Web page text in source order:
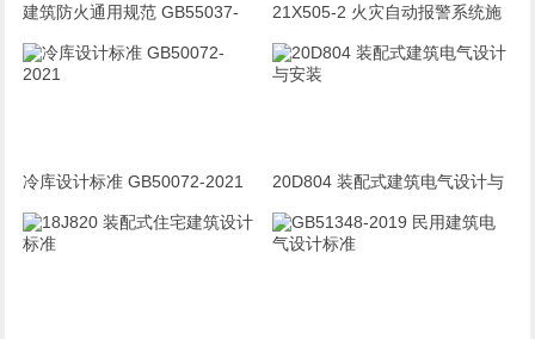
建筑防火通用规范 GB55037-
2022
21X505-2 火灾自动报警系统施
工及验收标准
冷库设计标准 GB50072-2021
20D804 装配式建筑电气设计与
安装